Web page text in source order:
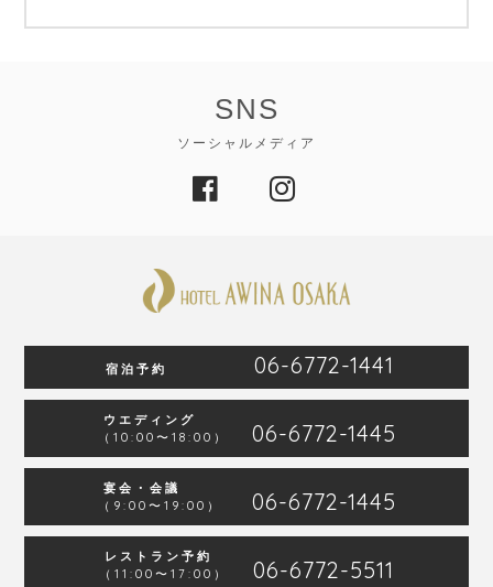
SNS
ソーシャルメディア
宿泊予約 06-6772-1441
ウエディング
（10:00〜18:00）
06-6772-1445
宴会・会議
（9:00〜19:00）
06-6772-1445
レストラン予約
（11:00〜17:00）
06-6772-5511